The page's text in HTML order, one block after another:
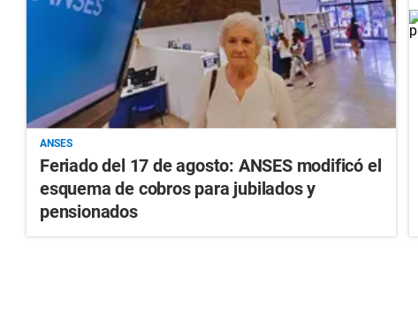
ANSES
Feriado del 17 de agosto: ANSES modificó el
esquema de cobros para jubilados y
pensionados